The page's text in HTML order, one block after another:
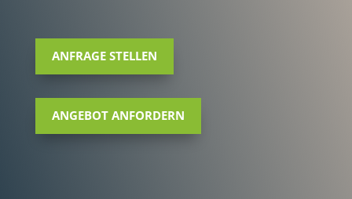
ANFRAGE STELLEN
ANGEBOT ANFORDERN